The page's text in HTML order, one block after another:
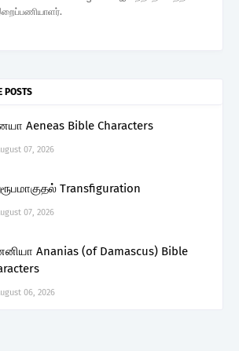
POSTS
Aeneas Bible Characters
07, 2026
Transfiguration
07, 2026
Ananias (of Damascus) Bible
06, 2026